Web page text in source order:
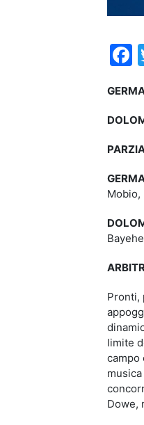
Mobio,
Pronti,
limite
campo
Dowe,